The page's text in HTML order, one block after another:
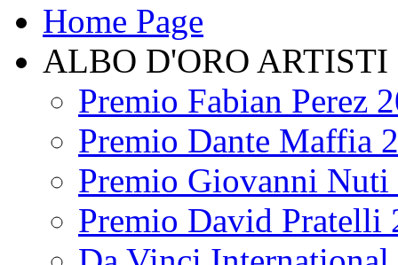
Home Page
ALBO D'ORO ARTISTI
Premio Fabian Perez
Premio Dante Maffia
Premio Giovanni Nuti
Premio David Pratelli